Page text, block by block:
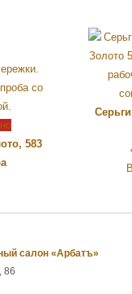
583
салон «Арбатъ»
86